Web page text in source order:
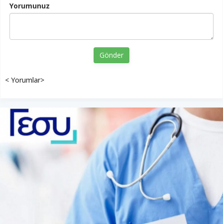
Yorumunuz
Gönder
< Yorumlar>